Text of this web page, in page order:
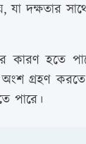
যা দক্ষতার
কারণ হতে
গ্রহণ
পারে।